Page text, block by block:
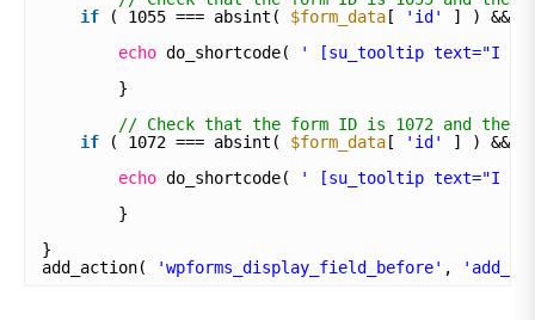
if
( 1055 === absint( $form_data [ 'id'
] ) &&
echo do_shortcode(
' [su_tooltip text="I
}
// Check that the form ID is 1072 and the
if
( 1072 === absint( $form_data [ 'id'
] ) &&
echo do_shortcode(
' [su_tooltip text="I
}
}
add_action(
'wpforms_display_field_before' ,